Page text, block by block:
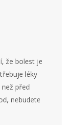
že bolest je
léky
před
nebudete